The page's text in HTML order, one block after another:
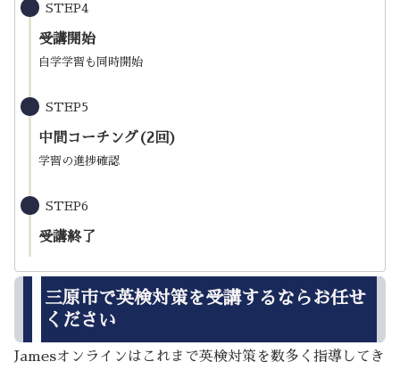
STEP4
受講開始
自学学習も同時開始
STEP5
中間コーチング(2回)
学習の進捗確認
STEP6
受講終了
三原市で英検対策を受講するならお任せ
ください
Jamesオンラインはこれまで英検対策を数多く指導してき